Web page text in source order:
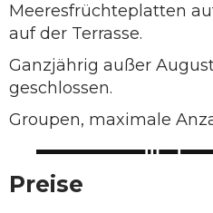
Meeresfrüchteplatten
auf der Terrasse.
Ganzjährig außer
geschlossen.
Groupen, maximale
Preise